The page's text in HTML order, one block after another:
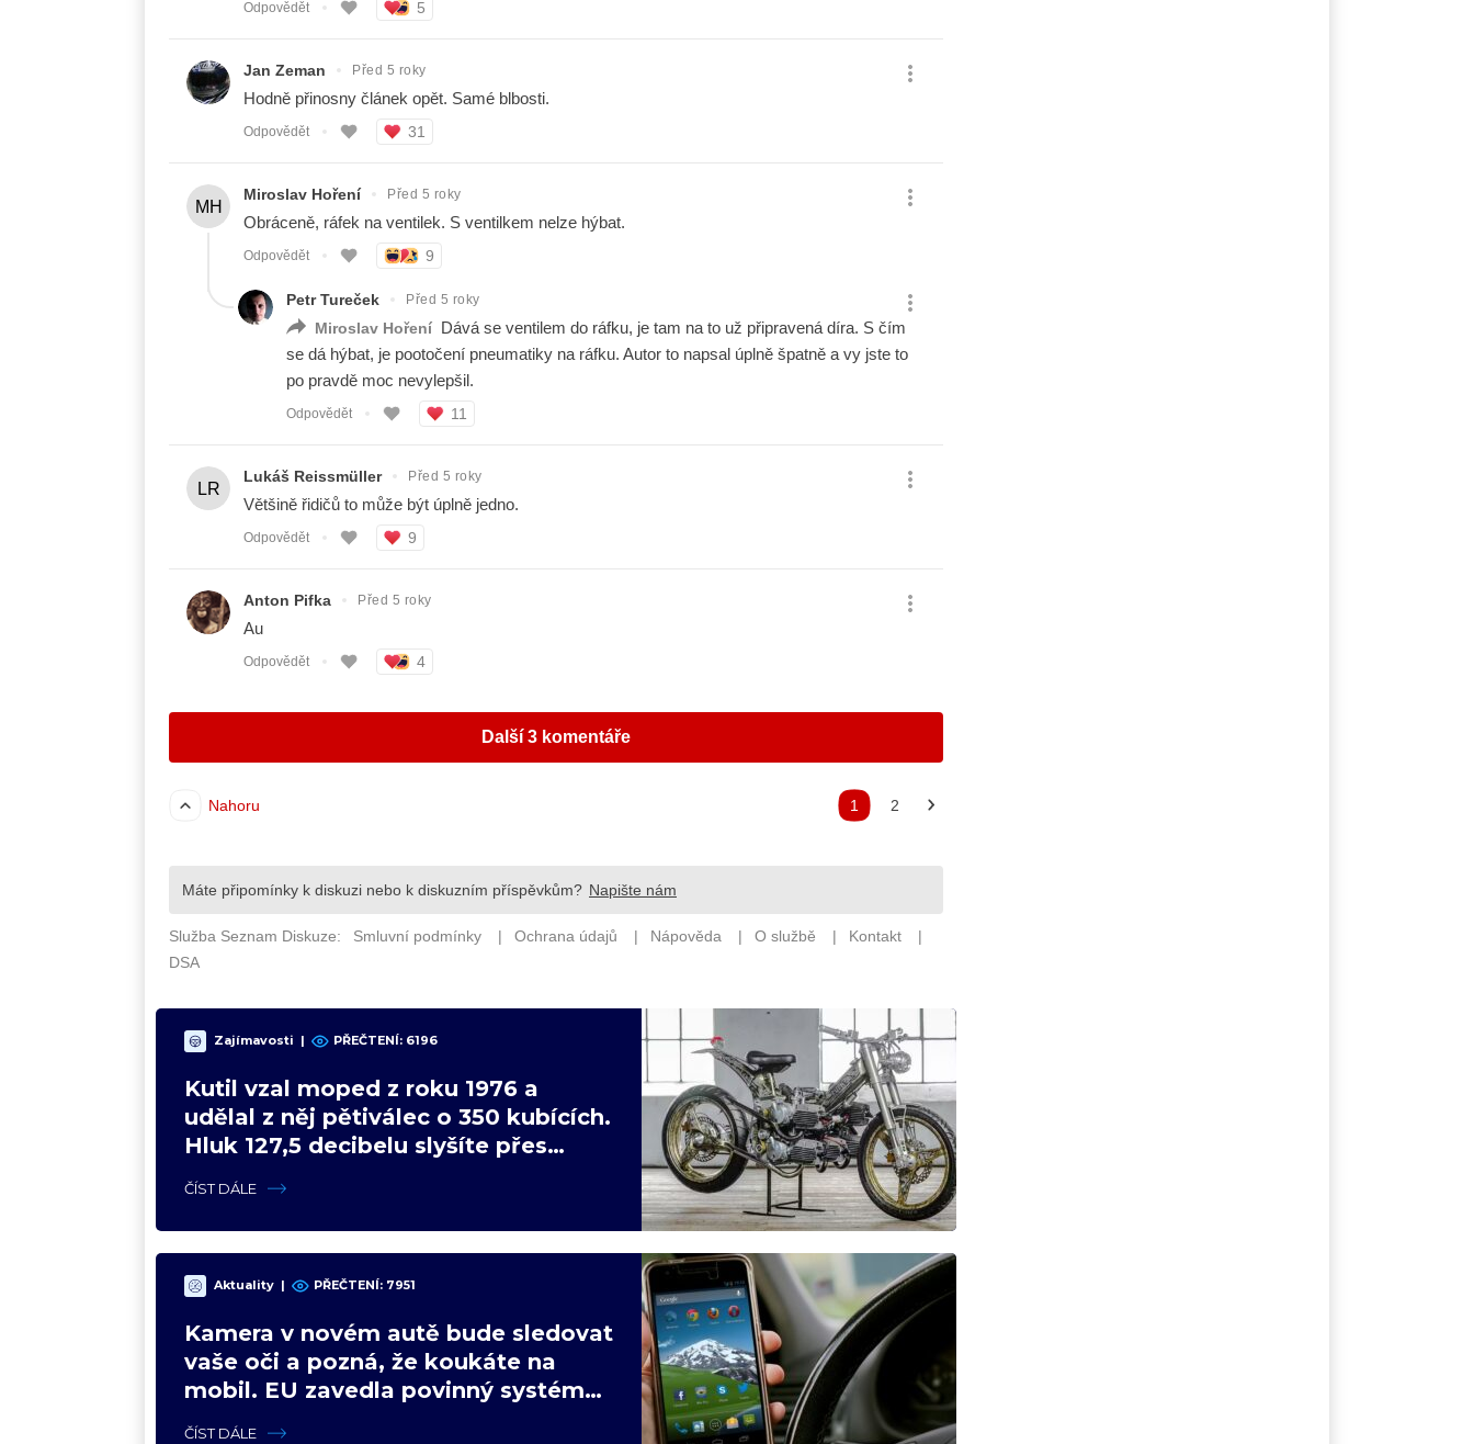
Zajímavosti | PŘEČTENÍ: 6196
Kutil vzal moped z roku 1976 a
udělal z něj pětiválec o 350 kubících.
Hluk 127,5 decibelu slyšíte přes
celou vesnici
ČÍST DÁLE
Aktuality | PŘEČTENÍ: 7951
Kamera v novém autě bude sledovat
vaše oči a pozná, že koukáte na
mobil. EU zavedla povinný systém
od července 2026
ČÍST DÁLE